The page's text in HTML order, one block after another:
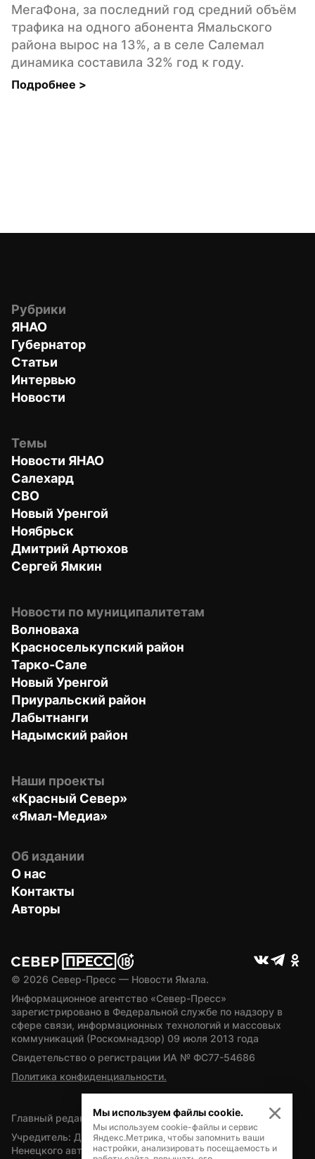
МегаФона, за последний год средний объём
трафика на одного абонента Ямальского
района вырос на 13%, а в селе Салемал
динамика составила 32% год к году.
Подробнее >
Рубрики
ЯНАО
Губернатор
Статьи
Интервью
Новости
Темы
Новости ЯНАО
Салехард
СВО
Новый Уренгой
Ноябрьск
Дмитрий Артюхов
Сергей Ямкин
Новости по муниципалитетам
Волноваха
Красноселькупский район
Тарко-Сале
Новый Уренгой
Приуральский район
Лабытнанги
Надымский район
Наши проекты
«Красный Север»
«Ямал-Медиа»
Об издании
О нас
Контакты
Авторы
© 2026 Север-Пресс — Новости Ямала.
Информационное агентство «Север-Пресс»
зарегистрировано в Федеральной службе по надзору в
сфере связи, информационных технологий и массовых
коммуникаций (Роскомнадзор) 09 июля 2013 года
Свидетельство о регистрации ИА № ФС77-54686
Политика конфиденциальности.
Главный редактор — А.Л. Поздеев
Учредитель: Департамент внутренней политики Ямало-
Ненецкого автономного округа
Мы используем файлы cookie.
Мы используем cookie-файлы и сервис
Яндекс.Метрика, чтобы запомнить ваши
настройки, анализировать посещаемость и